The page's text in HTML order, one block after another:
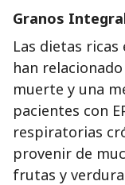
Granos
Las dietas ricas
han
muerte y una
pacientes con
respiratorias
provenir de
frutas y